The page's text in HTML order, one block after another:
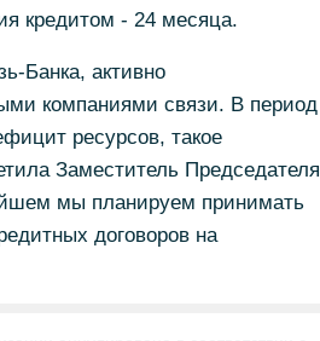
кредитом - 24 месяца.
Банка, активно
компаниями связи. В период
ресурсов, такое
Заместитель Председателя
мы планируем принимать
договоров на